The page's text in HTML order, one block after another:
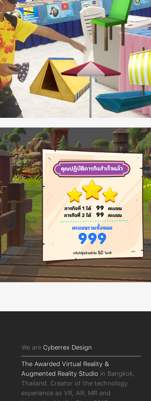
We are Cyberrex Design
The Awarded Virtual Reality &
Augmented Reality Studio in Bangkok,
Thailand. Creator of the technology
experience as VR, AR, MR and